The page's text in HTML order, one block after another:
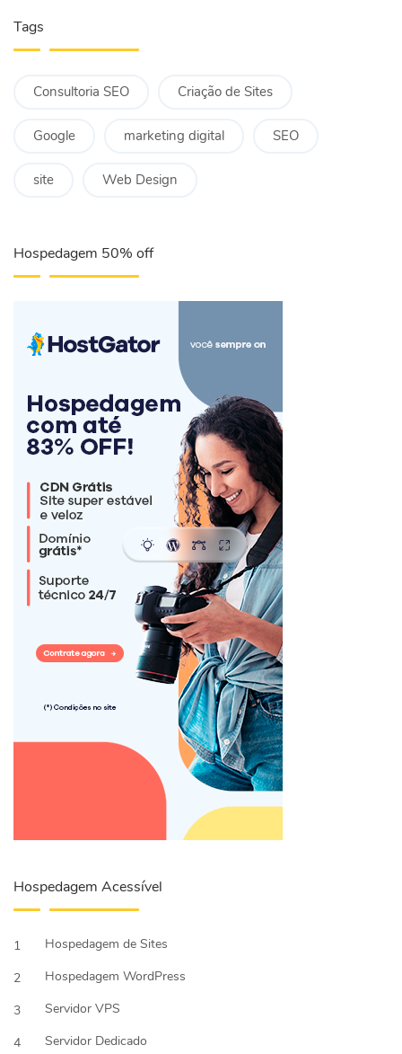
Tags
Consultoria SEO Criação de Sites
Google marketing digital SEO
site Web Design
Hospedagem 50% off
Hospedagem Acessível
1
Hospedagem de Sites
2
Hospedagem WordPress
3
Servidor VPS
4
Servidor Dedicado